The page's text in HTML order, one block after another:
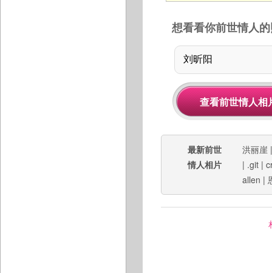
想看看你前世情人
最新前世
情人相片
洪丽崖
| .git |
allen |